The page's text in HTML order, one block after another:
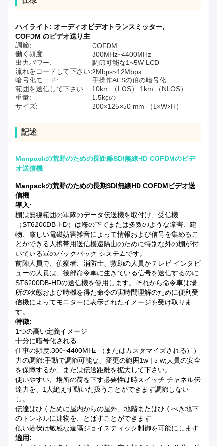
ハイライト: オーディオビデオトランスミッター,
COFDM のビデオ送り主
調節:
COFDM
働く頻度:
300MHz~4400MHz
出力パワー:
調節可能な1~5W LCD
流れをコードして下さい:2Mbps~12Mbps
暗号化モード:
手操作AESの倍の暗号化
範囲を送信して下さい:
10km （LOS） 1km （NLOS）
重量:
1.5kgの
サイズ:
200×125×50 mm （L×W×H）
記述
Manpackの荒野のための長距離SDI無線HD COFDMのビデ
オ送信機
Manpackの荒野のための長期SDI無線HD COFDMビデオ送
信機
導入:
棚は無線範囲の軍隊のデータ伝送機を取付け、受信機
（ST6200DB-HD）は海の下でまたは多数のような障害、建
物、厳しい電磁妨害雑音によって情報および信号を集めるこ
とができる人携帯用送信機遠隔山のために特別な外の棚が付
いている軍のバックパック システムです。
前陣人員で、偵察者、消防士、救助の人員かテレビ インタビ
ューの人員は、後部命令車に生きている信号を送信するのに
ST6200DB-HDの送信機を使用します。それから命令車は場
所の状態および時機を得た命令の実時間理解のために便利受
信機によってモニターに表示されたイメージを受け取りま
す。
特徴:
1つの高い定義イメージ
十分に暗号化される
仕事の頻度:300~4400MHz （またはカスタマイズされる））
力の調節:手動で調節可能な、変更の範囲1w | 5 w;人員の安全
を保障するか、または伝送距離を拡大して下さい。
使いやすい。場所の荷を下す必要性は時スイッチ チャネル伝
達力を、1人絶えず動いた扱うことができます調節しない
し。
伝達はひくために屋内からの屋外、地階またはひくべき地下
のトンネルに建物を、とばすことができます
低い潜伏は敏感な遠隔ジョイスティック制御を可能にします
適用: